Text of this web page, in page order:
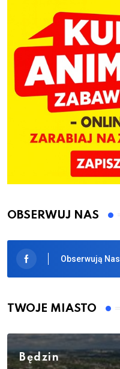
OBSERWUJ NAS
Obserwują Nas
TWOJE MIASTO
Będzin